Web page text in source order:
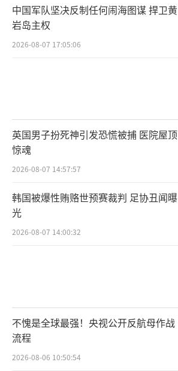
中国军队坚决反制任何闹海图谋 捍卫黄
岩岛主权
2026-08-07 17:05:06
英国男子扮死神引发恐慌被捕 医院屋顶
惊魂
2026-08-07 14:57:57
韩国被爆性贿赂世预赛裁判 足协丑闻曝
光
2026-08-07 14:00:32
不愧是全球最强！央视公开反航母作战
流程
2026-08-06 10:50:54